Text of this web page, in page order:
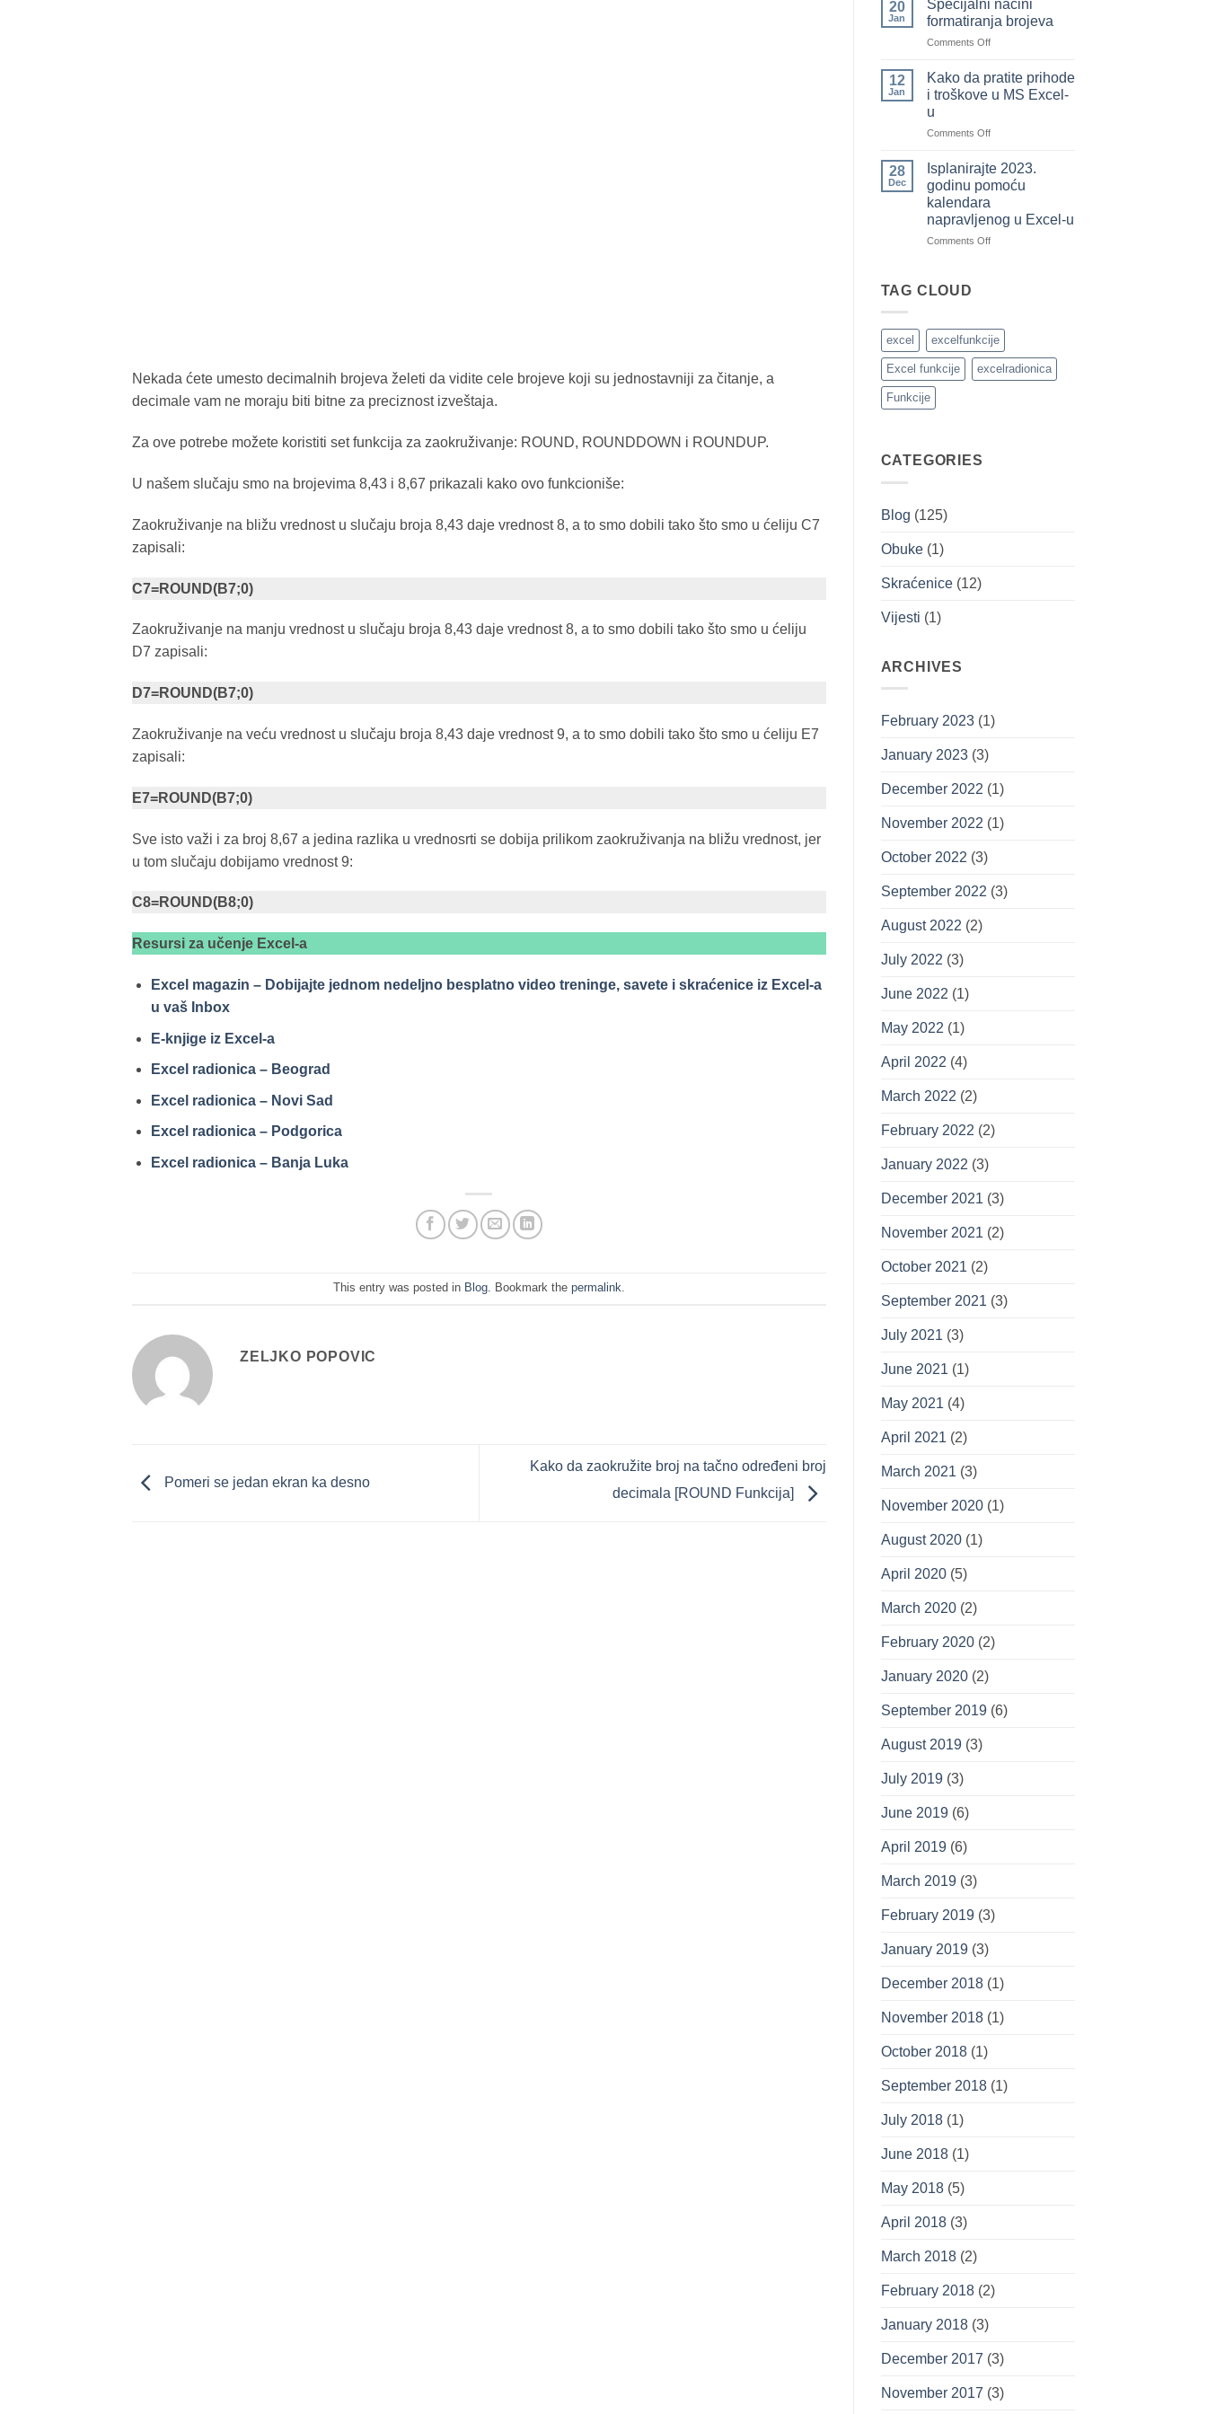
Nekada ćete umesto decimalnih brojeva želeti da vidite cele brojeve koji su jednostavniji za čitanje, a
decimale vam ne moraju biti bitne za preciznost izveštaja.
Za ove potrebe možete koristiti set funkcija za zaokruživanje: ROUND, ROUNDDOWN i ROUNDUP.
U našem slučaju smo na brojevima 8,43 i 8,67 prikazali kako ovo funkcioniše:
Zaokruživanje na bližu vrednost u slučaju broja 8,43 daje vrednost 8, a to smo dobili tako što smo u ćeliju C7
zapisali:
C7=ROUND(B7;0)
Zaokruživanje na manju vrednost u slučaju broja 8,43 daje vrednost 8, a to smo dobili tako što smo u ćeliju
D7 zapisali:
D7=ROUND(B7;0)
Zaokruživanje na veću vrednost u slučaju broja 8,43 daje vrednost 9, a to smo dobili tako što smo u ćeliju E7
zapisali:
E7=ROUND(B7;0)
Sve isto važi i za broj 8,67 a jedina razlika u vrednosrti se dobija prilikom zaokruživanja na bližu vrednost, jer
u tom slučaju dobijamo vrednost 9:
C8=ROUND(B8;0)
Resursi za učenje Excel-a
Excel magazin – Dobijajte jednom nedeljno besplatno video treninge, savete i skraćenice iz Excel-a
u vaš Inbox
E-knjige iz Excel-a
Excel radionica – Beograd
Excel radionica – Novi Sad
Excel radionica – Podgorica
Excel radionica – Banja Luka
This entry was posted in Blog. Bookmark the permalink.
ZELJKO POPOVIC
Pomeri se jedan ekran ka desno
Kako da zaokružite broj na tačno određeni broj
decimala [ROUND Funkcija]
koje
ste
pozajmili
drugih)
označite
sve
redove
tabeli
koristeći
brojevima
20
Jan
Specijalni načini
formatiranja brojeva
Comments Offon
načini
formatiranja
brojeva
12
Jan
Kako da pratite prihode
i troškove u MS Excel-
u
Comments Offon
pratite
prihode
i
troškove
u
28
Dec
Isplanirajte 2023.
godinu pomoću
kalendara
napravljenog u Excel-u
Comments Offon
napravljenog
u
Excel-
TAG CLOUD
excel excelfunkcije
Excel funkcije excelradionica
Funkcije
CATEGORIES
Blog (125)
Obuke(1)
Skraćenice(12)
Vijesti (1)
ARCHIVES
February 2023(1)
January 2023(3)
December 2022 (1)
November 2022 (1)
October 2022 (3)
September 2022 (3)
August 2022 (2)
July 2022 (3)
June 2022 (1)
May 2022 (1)
April 2022 (4)
March 2022 (2)
February 2022 (2)
January 2022 (3)
December 2021 (3)
November 2021 (2)
October 2021 (2)
September 2021 (3)
July 2021 (3)
June 2021 (1)
May 2021 (4)
April 2021 (2)
March 2021 (3)
November 2020(1)
August 2020(1)
April 2020(5)
March 2020(2)
February 2020(2)
January 2020(2)
September 2019(6)
August 2019(3)
July 2019(3)
June 2019(6)
April 2019(6)
March 2019(3)
February 2019(3)
January 2019(3)
December 2018(1)
November 2018(1)
October 2018(1)
September 2018(1)
July 2018(1)
June 2018(1)
May 2018(5)
April 2018(3)
March 2018(2)
February 2018(2)
January 2018(3)
December 2017 (3)
November 2017 (3)